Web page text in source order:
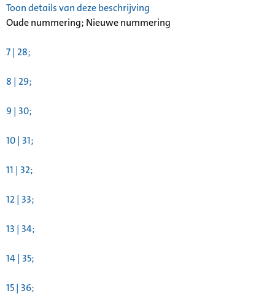
Toon details van deze beschrijving
Oude nummering; Nieuwe nummering
7 | 28;
8 | 29;
9 | 30;
10 | 31;
11 | 32;
12 | 33;
13 | 34;
14 | 35;
15 | 36;